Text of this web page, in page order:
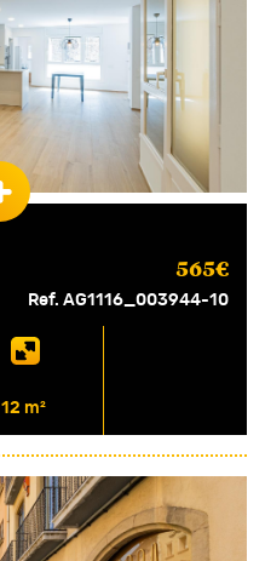
565€
Ref. AG1116_003944-10
12 m²